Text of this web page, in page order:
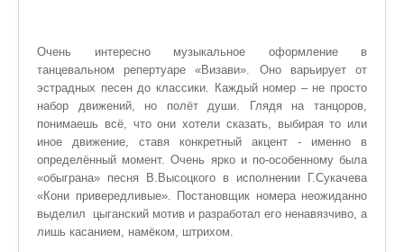
Очень интересно музыкальное оформление в
танцевальном репертуаре «Визави». Оно варьирует от
эстрадных песен до классики. Каждый номер – не просто
набор движений, но полёт души. Глядя на танцоров,
понимаешь всё, что они хотели сказать, выбирая то или
иное движение, ставя конкретный акцент - именно в
определённый момент. Очень ярко и по-особенному была
«обыграна» песня В.Высоцкого в исполнении Г.Сукачева
«Кони привередливые». Постановщик номера неожиданно
выделил цыганский мотив и разработал его ненавязчиво, а
лишь касанием, намёком, штрихом.